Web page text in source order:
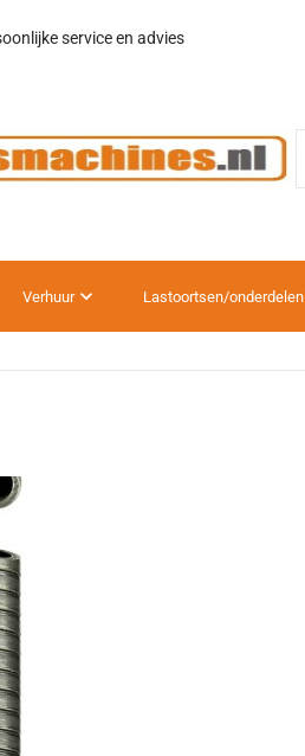
service en advies
Verhuur Lastoortsen/onderdelen